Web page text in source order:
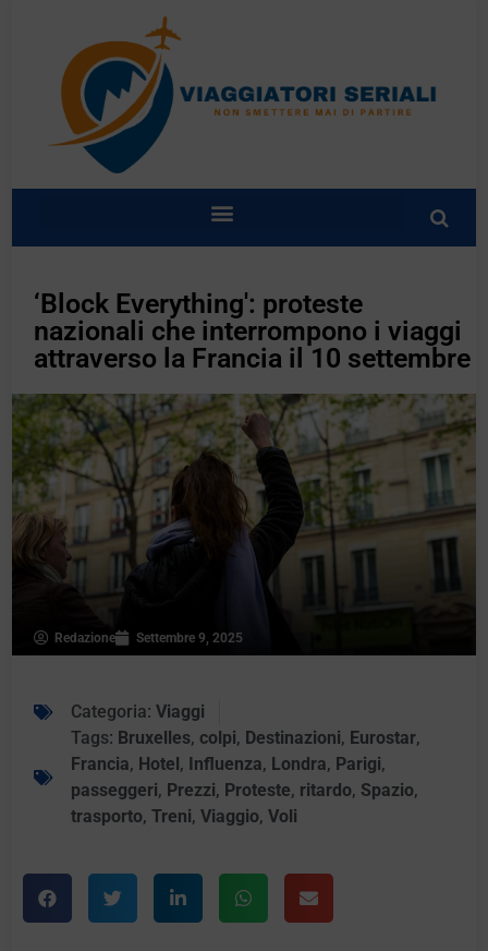
‘Block Everything': proteste
nazionali che interrompono i viaggi
attraverso la Francia il 10 settembre
Redazione Settembre 9, 2025
Categoria: Viaggi
Tags: Bruxelles,colpi, Destinazioni, Eurostar,
Francia, Hotel, Influenza, Londra, Parigi,
passeggeri, Prezzi, Proteste, ritardo, Spazio,
trasporto,Treni,Viaggio,Voli